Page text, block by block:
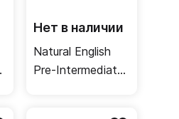
Нет в наличии
Natural English
Pre-Intermediate